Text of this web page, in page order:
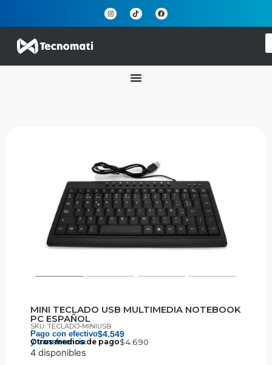
MINI TECLADO USB MULTIMEDIA NOTEBOOK
PC ESPAÑOL
SKU: TECLADO-MINIUSB
Pago con efectivo
y transferencia
$4.549
Otros medios de pago$4.690
4 disponibles